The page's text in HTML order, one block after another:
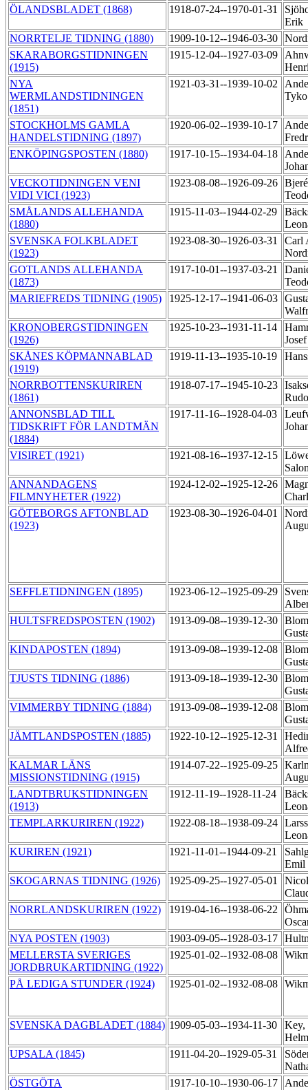
ÖLANDSBLADET (1868)
1918-07-24--1970-01-31
Erik
NORRTELJE TIDNING (1880)
1909-10-12--1946-03-30
SKARABORGSTIDNINGEN
(1915)
1915-12-04--1927-03-09
NYA
WERMLANDSTIDNINGEN
(1851)
1921-03-31--1939-10-02
STOCKHOLMS GAMLA
HANDELSTIDNING (1897)
1920-06-02--1939-10-17
ENKÖPINGSPOSTEN (1880)
1917-10-15--1934-04-18
VECKOTIDNINGEN VENI
VIDI VICI (1923)
1923-08-08--1926-09-26
SMÅLANDS ALLEHANDA
(1880)
1915-11-03--1944-02-29
SVENSKA FOLKBLADET
(1923)
1923-08-30--1926-03-31
Carl
GOTLANDS ALLEHANDA
(1873)
1917-10-01--1937-03-21
MARIEFREDS TIDNING (1905)
1925-12-17--1941-06-03
KRONOBERGSTIDNINGEN
(1926)
1925-10-23--1931-11-14
SKÅNES KÖPMANNABLAD
(1919)
1919-11-13--1935-10-19
NORRBOTTENSKURIREN
(1861)
1918-07-17--1945-10-23
ANNONSBLAD TILL
TIDSKRIFT FÖR LANDTMÄN
(1884)
1917-11-16--1928-04-03
VISIRET (1921) 1921-08-16--1937-12-15
ANNANDAGENS
FILMNYHETER (1922)
1924-12-02--1925-12-26
GÖTEBORGS AFTONBLAD
(1923)
1923-08-30--1926-04-01
SEFFLETIDNINGEN (1895) 1923-06-12--1925-09-29
HULTSFREDSPOSTEN (1902)
1913-09-08--1939-12-30
KINDAPOSTEN (1894)
1913-09-08--1939-12-08
TJUSTS TIDNING (1886)
1913-09-18--1939-12-30
VIMMERBY TIDNING (1884)
1913-09-08--1939-12-08
JÄMTLANDSPOSTEN (1885)
1922-10-12--1925-12-31
KALMAR LÄNS
MISSIONSTIDNING (1915)
1914-07-22--1925-09-25
LANDTBRUKSTIDNINGEN
(1913)
1912-11-19--1928-11-24
TEMPLARKURIREN (1922)
1922-08-18--1938-09-24
KURIREN (1921)
1921-11-01--1944-09-21
Emil
SKOGARNAS TIDNING (1926)
1925-09-25--1927-05-01
NORRLANDSKURIREN (1922)
1919-04-16--1938-06-22
NYA POSTEN (1903)
1903-09-05--1928-03-17
MELLERSTA SVERIGES
JORDBRUKARTIDNING (1922)
1925-01-02--1932-08-08
PÅ LEDIGA STUNDER (1924) 1925-01-02--1932-08-08
SVENSKA DAGBLADET (1884) 1909-05-03--1934-11-30
Key,
UPSALA (1845)
1911-04-20--1929-05-31
ÖSTGÖTA
1917-10-10--1930-06-17